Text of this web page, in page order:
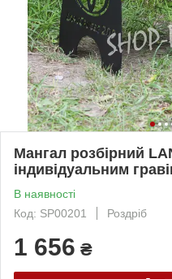
Мангал розбірний
індивідуальним
В наявності
Код: SP00201
Роздріб
1 656 ₴